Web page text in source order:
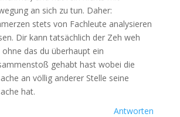
an sich zu tun. Daher:
stets von Fachleute analysieren
Dir kann tatsächlich der Zeh weh
das du überhaupt ein
gehabt hast wobei die
an völlig anderer Stelle seine
hat.
Antworten